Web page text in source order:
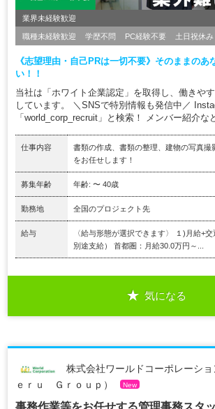
業界未経験歓迎
職種未経験歓迎 学歴不問 PC経験不要 土日祝休み
《志望理由・自己PRは一切不要》そのままのあ
い！！
当社は「ホワイト企業認定」を取得し、働きや
しています。 ＼SNSで特別情報も発信中／
「world_corp_recruit」と検索！ メンバー紹介な
仕事内容
書類の作成、書類の整理、建物の写真撮
をお任せします！
募集年齢 年齢: 〜 40歳
勤務地 全国のプロジェクト先
給与
〈給与形態が選択できます〉 １)月給+
別途支給） 首都圏：月給30.0万円～...
気になる
株式会社ワールドコーポレーショ
ｅｒｕ Ｇｒｏｕｐ）
New
事務作業等をお任せする管理事務スタ